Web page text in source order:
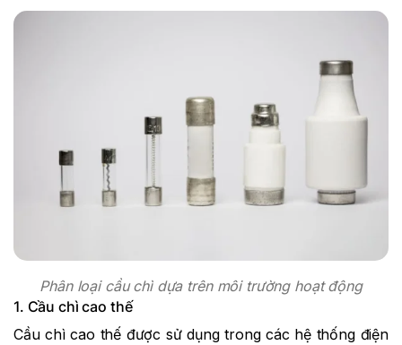
Phân loại cầu chì dựa trên môi trường hoạt động
1. Cầu chì cao thế
Cầu chì cao thế được sử dụng trong các hệ thống điện